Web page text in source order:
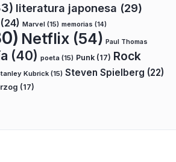
literatura japonesa (29)
(24) Marvel (15) memorias (14)
Netflix (54) Paul Thomas
(40) poeta (15) Punk (17) Rock
Kubrick (15) Steven Spielberg (22)
(17)